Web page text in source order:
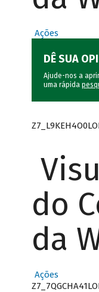
Ações
DÊ SUA
Ajude-nos a
uma rápida
do
da
Ações